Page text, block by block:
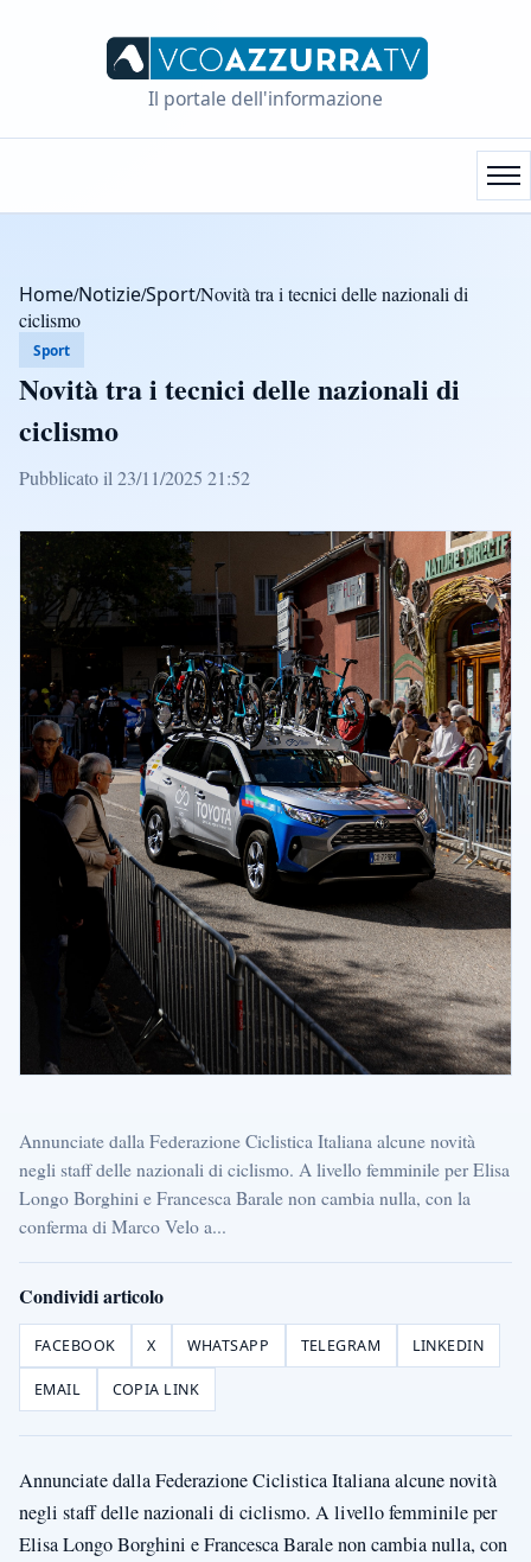
Il portale dell'informazione
Home/Notizie/Sport/Novità tra i tecnici delle nazionali di
ciclismo
Sport
Novità tra i tecnici delle nazionali di
ciclismo
Pubblicato il 23/11/2025 21:52
Annunciate dalla Federazione Ciclistica Italiana alcune novità
negli staff delle nazionali di ciclismo. A livello femminile per Elisa
Longo Borghini e Francesca Barale non cambia nulla, con la
conferma di Marco Velo a...
Condividi articolo
FACEBOOK X WHATSAPP TELEGRAM LINKEDIN
EMAIL COPIA LINK
Annunciate dalla Federazione Ciclistica Italiana alcune novità
negli staff delle nazionali di ciclismo. A livello femminile per
Elisa Longo Borghini e Francesca Barale non cambia nulla, con